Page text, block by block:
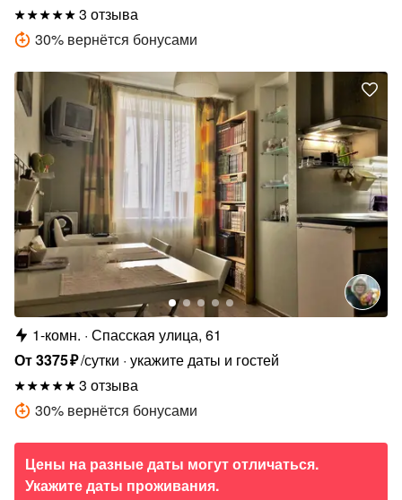
3 отзыва
30% вернётся бонусами
1-комн. Спасская улица, 61
От3375₽/сутки укажите даты и гостей
3 отзыва
30% вернётся бонусами
Цены на разные даты могут отличаться.
Укажите даты проживания.